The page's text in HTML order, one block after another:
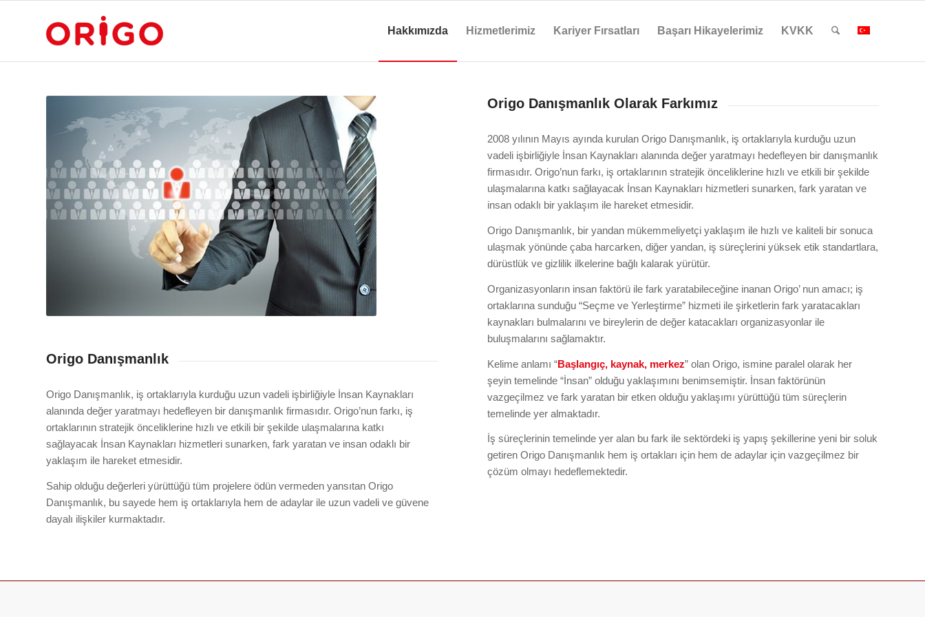
Hakkımızda Hizmetlerimiz Kariyer Fırsatları Başarı Hikayelerimiz KVKK
Origo Danışmanlık
Origo Danışmanlık, iş ortaklarıyla kurduğu uzun vadeli işbirliğiyle İnsan Kaynakları
alanında değer yaratmayı hedefleyen bir danışmanlık firmasıdır. Origo’nun farkı, iş
ortaklarının stratejik önceliklerine hızlı ve etkili bir şekilde ulaşmalarına katkı
sağlayacak İnsan Kaynakları hizmetleri sunarken, fark yaratan ve insan odaklı bir
yaklaşım ile hareket etmesidir.
Sahip olduğu değerleri yürüttüğü tüm projelere ödün vermeden yansıtan Origo
Danışmanlık, bu sayede hem iş ortaklarıyla hem de adaylar ile uzun vadeli ve güvene
dayalı ilişkiler kurmaktadır.
Origo Danışmanlık Olarak Farkımız
2008 yılının Mayıs ayında kurulan Origo Danışmanlık, iş ortaklarıyla kurduğu uzun
vadeli işbirliğiyle İnsan Kaynakları alanında değer yaratmayı hedefleyen bir danışmanlık
firmasıdır. Origo’nun farkı, iş ortaklarının stratejik önceliklerine hızlı ve etkili bir şekilde
ulaşmalarına katkı sağlayacak İnsan Kaynakları hizmetleri sunarken, fark yaratan ve
insan odaklı bir yaklaşım ile hareket etmesidir.
Origo Danışmanlık, bir yandan mükemmeliyetçi yaklaşım ile hızlı ve kaliteli bir sonuca
ulaşmak yönünde çaba harcarken, diğer yandan, iş süreçlerini yüksek etik standartlara,
dürüstlük ve gizlilik ilkelerine bağlı kalarak yürütür.
Organizasyonların insan faktörü ile fark yaratabileceğine inanan Origo’ nun amacı; iş
ortaklarına sunduğu “Seçme ve Yerleştirme” hizmeti ile şirketlerin fark yaratacakları
kaynakları bulmalarını ve bireylerin de değer katacakları organizasyonlar ile
buluşmalarını sağlamaktır.
Kelime anlamı “Başlangıç, kaynak, merkez” olan Origo, ismine paralel olarak her
şeyin temelinde “İnsan” olduğu yaklaşımını benimsemiştir. İnsan faktörünün
vazgeçilmez ve fark yaratan bir etken olduğu yaklaşımı yürüttüğü tüm süreçlerin
temelinde yer almaktadır.
İş süreçlerinin temelinde yer alan bu fark ile sektördeki iş yapış şekillerine yeni bir soluk
getiren Origo Danışmanlık hem iş ortakları için hem de adaylar için vazgeçilmez bir
çözüm olmayı hedeflemektedir.